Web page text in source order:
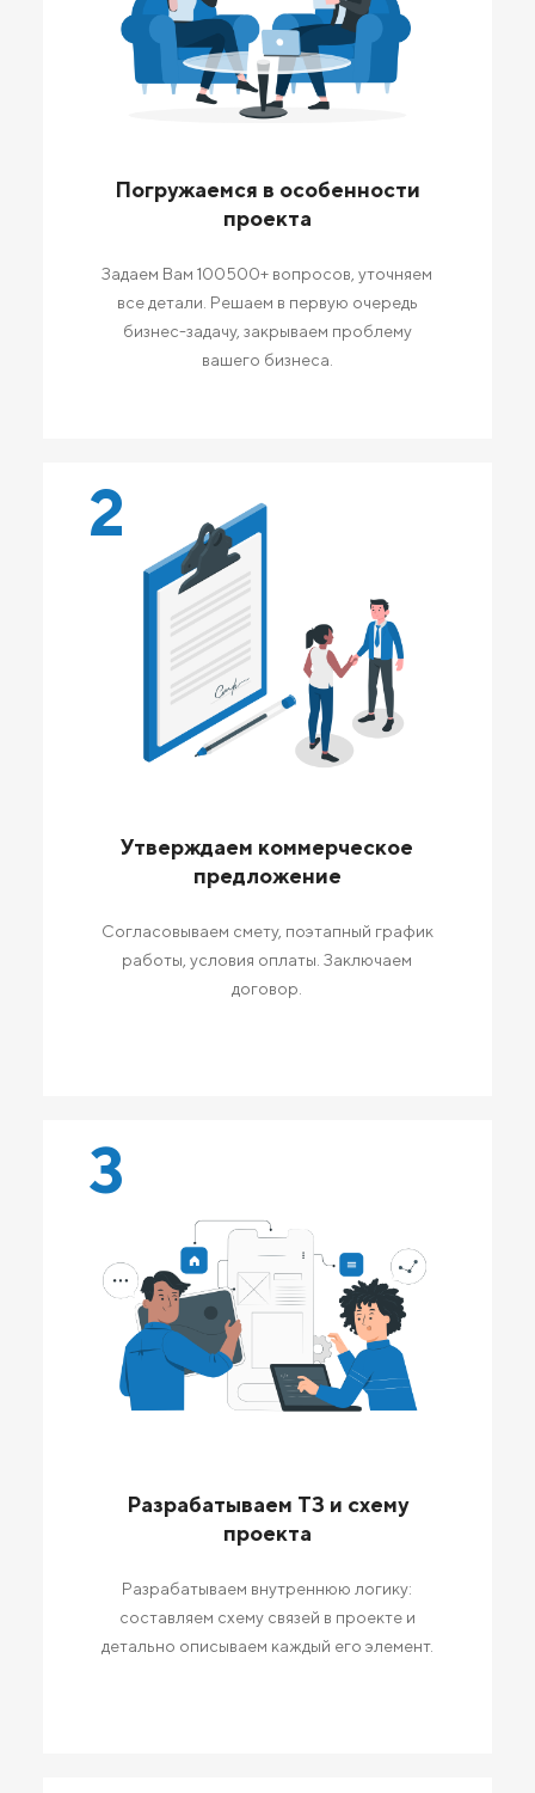
Погружаемся в особенности
проекта
Задаем Вам 100500+ вопросов, уточняем
все детали. Решаем в первую очередь
бизнес-задачу, закрываем проблему
вашего бизнеса.
2
Утверждаем коммерческое
предложение
Согласовываем смету, поэтапный график
работы, условия оплаты. Заключаем
договор.
3
Разрабатываем ТЗ и схему
проекта
Разрабатываем внутреннюю логику:
составляем схему связей в проекте и
детально описываем каждый его элемент.